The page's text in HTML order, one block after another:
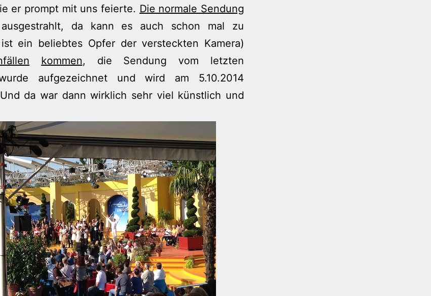
er prompt mit uns feierte. Die normale Sendung
da kann es auch schon mal zu
ein beliebtes Opfer der versteckten Kamera)
kommen, die Sendung vom letzten
aufgezeichnet und wird am 5.10.2014
da war dann wirklich sehr viel künstlich und